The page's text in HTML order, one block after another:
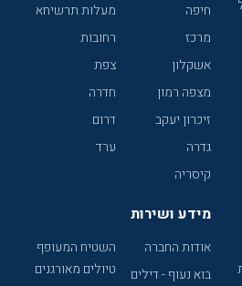
חיפה
מרכז
אשקלון
מצפה רמון
זיכרון יעקב
גדרה
קיסריה
מעלות תרשיחא
רחובות
צפת
חדרה
דרום
ערד
מידע ושירות
אודות החברה
בוא נעוף - דילים
השטיח המעופף
טיולים מאורגנים